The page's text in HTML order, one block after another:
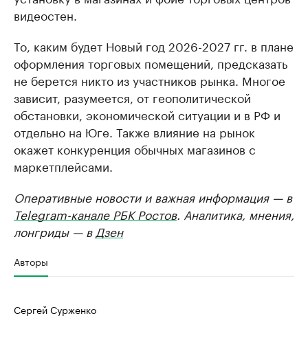
видеостен.
То, каким будет Новый год 2026-2027 гг. в плане
оформления торговых помещений, предсказать
не берется никто из участников рынка. Многое
зависит, разумеется, от геополитической
обстановки, экономической ситуации и в РФ и
отдельно на Юге. Также влияние на рынок
окажет конкуренция обычных магазинов с
маркетплейсами.
Оперативные новости и важная информация — в
Telegram-канале РБК Ростов. Аналитика, мнения,
лонгриды — в Дзен
Авторы
Сергей Сурженко